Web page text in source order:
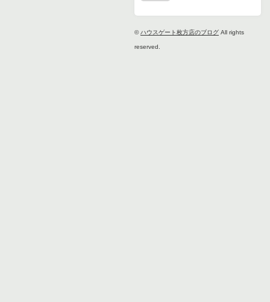
©ハウスゲート枚方店のブログ All rights
reserved.